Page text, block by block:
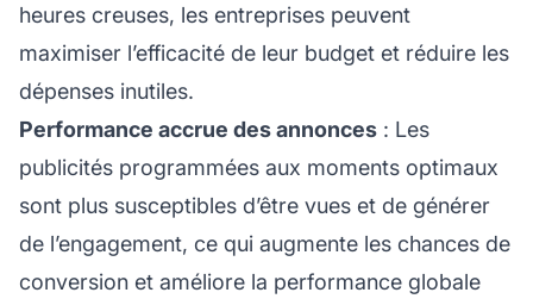
heures creuses, les entreprises peuvent
maximiser l’efficacité de leur budget et réduire les
dépenses inutiles.
Performance accrue des annonces : Les
publicités programmées aux moments optimaux
sont plus susceptibles d’être vues et de générer
de l’engagement, ce qui augmente les chances de
conversion et améliore la performance globale